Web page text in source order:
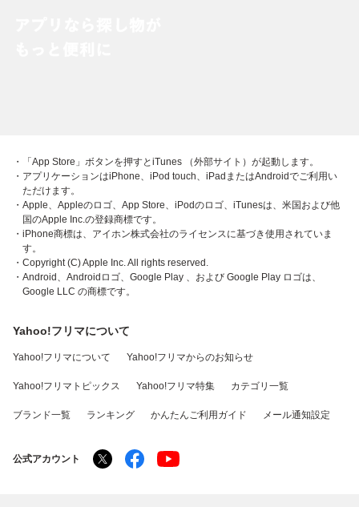
・「App Store」ボタンを押すとiTunes （外部サイト）が起動します。
・アプリケーションはiPhone、iPod touch、iPadまたはAndroidでご利用い
ただけます。
・Apple、Appleのロゴ、App Store、iPodのロゴ、iTunesは、米国および他
国のApple Inc.の登録商標です。
・iPhone商標は、アイホン株式会社のライセンスに基づき使用されていま
す。
・Copyright (C) Apple Inc. All rights reserved.
・Android、Androidロゴ、Google Play 、および Google Play ロゴは、
Google LLC の商標です。
Yahoo!フリマについて
Yahoo!フリマについて Yahoo!フリマからのお知らせ
Yahoo!フリマトピックス Yahoo!フリマ特集 カテゴリ一覧
ブランド一覧 ランキング かんたんご利用ガイド メール通知設定
公式アカウント